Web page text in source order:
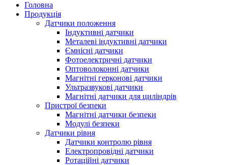
Головна
Продукція
Датчики положення
Індуктивні датчики
Металеві індуктивні датчики
Ємнісні датчики
Фотоелектричні датчики
Оптоволоконні датчики
Магнітні герконові датчики
Ультразвукові датчики
Магнітні датчики для циліндрів
Пристрої безпеки
Магнітні датчики безпеки
Модулі безпеки
Датчики рівня
Датчики контролю рівня
Електропровідні датчики
Ротаційні датчики